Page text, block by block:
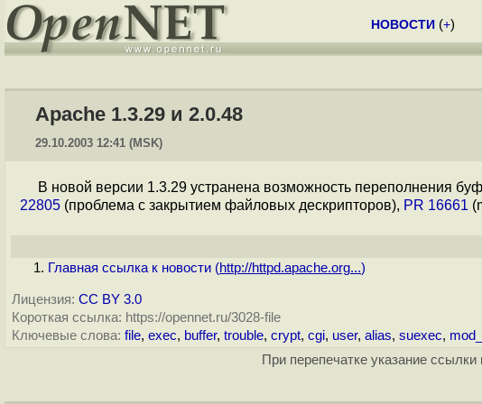
НОВОСТИ (+)
Apache 1.3.29 и 2.0.48
29.10.2003 12:41 (MSK)
В новой версии 1.3.29 устранена возможность переполнения
22805 (проблема с закрытием файловых дескрипторов), PR 16661
Главная ссылка к новости (http://httpd.apache.org...)
Лицензия: CC BY 3.0
Короткая ссылка: https://opennet.ru/3028-file
Ключевые слова: file, exec, buffer, trouble, crypt, cgi, user, alias, suexec,
При перепечатке указание